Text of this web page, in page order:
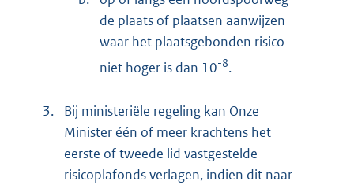
de plaats of plaatsen aanwijzen
waar het plaatsgebonden risico
niet hoger is dan 10-8.
3.
Bij ministeriële regeling kan Onze
Minister één of meer krachtens het
eerste of tweede lid vastgestelde
risicoplafonds verlagen, indien dit naar